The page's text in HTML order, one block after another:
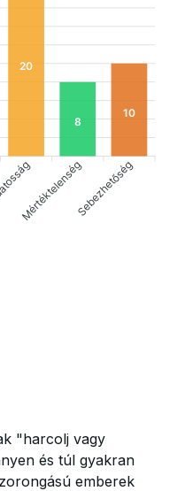
20
8
10
MértéktelenségSebezhetőség
"harcolj vagy
és túl gyakran
emberek